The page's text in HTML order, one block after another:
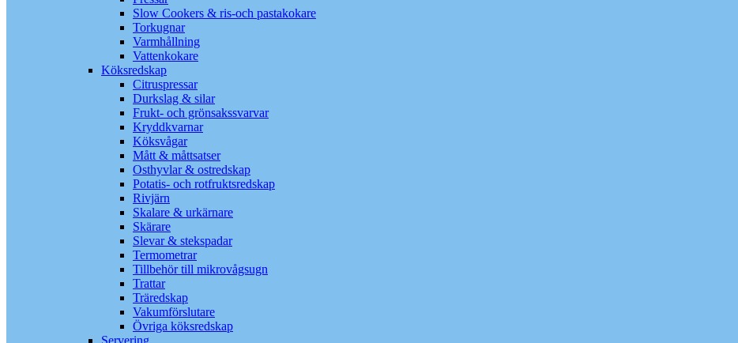
Slow Cookers & ris-och pastakokare
Torkugnar
Varmhållning
Vattenkokare
Köksredskap
Citruspressar
Durkslag & silar
Frukt- och grönsakssvarvar
Kryddkvarnar
Köksvågar
Mått & måttsatser
Osthyvlar & ostredskap
Potatis- och rotfruktsredskap
Rivjärn
Skalare & urkärnare
Skärare
Slevar & stekspadar
Termometrar
Tillbehör till mikrovågsugn
Trattar
Träredskap
Vakumförslutare
Övriga köksredskap
Servering